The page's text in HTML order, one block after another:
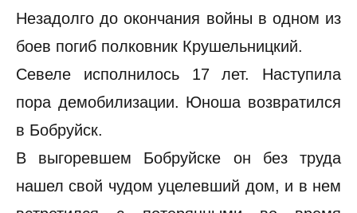
Незадолго до окончания войны в одном из
боев погиб полковник Крушельницкий.
Севеле исполнилось 17 лет. Наступила
пора демобилизации. Юноша возвратился
в Бобруйск.
В выгоревшем Бобруйске он без труда
нашел свой чудом уцелевший дом, и в нем